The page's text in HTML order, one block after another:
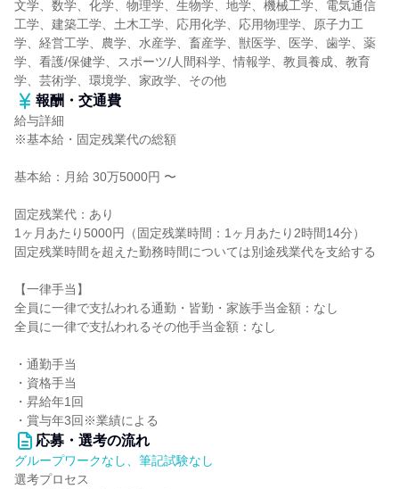
文学、数学、化学、物理学、生物学、地学、機械工学、電気通信
工学、建築工学、土木工学、応用化学、応用物理学、原子力工
学、経営工学、農学、水産学、畜産学、獣医学、医学、歯学、薬
学、看護/保健学、スポーツ/人間科学、情報学、教員養成、教育
学、芸術学、環境学、家政学、その他
報酬・交通費
給与詳細
※基本給・固定残業代の総額
基本給：月給 30万5000円 〜
固定残業代：あり
1ヶ月あたり5000円（固定残業時間：1ヶ月あたり2時間14分）
固定残業時間を超えた勤務時間については別途残業代を支給する
【一律手当】
全員に一律で支払われる通勤・皆勤・家族手当金額：なし
全員に一律で支払われるその他手当金額：なし
・通勤⼿当
・資格⼿当
・昇給年1回
・賞与年3回※業績による
応募・選考の流れ
グループワークなし、筆記試験なし
選考プロセス